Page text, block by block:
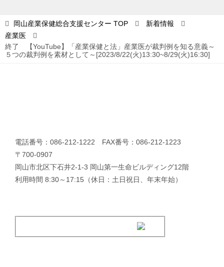
ョ
ン
岡山産業保健総合支援センター TOP
新着情報
産業医
終了 【YouTube】「産業保健と法」産業医が裁判例を知る意義～
５つの裁判例を素材として～[2023/8/22(火)13:30~8/29(火)16:30]
電話番号：086-212-1222 FAX番号：086-212-1223
〒700-0907
岡山市北区下石井2-1-3 岡山第一生命ビルディング12階
利用時間 8:30～17:15（休日：土日祝日、年末年始）